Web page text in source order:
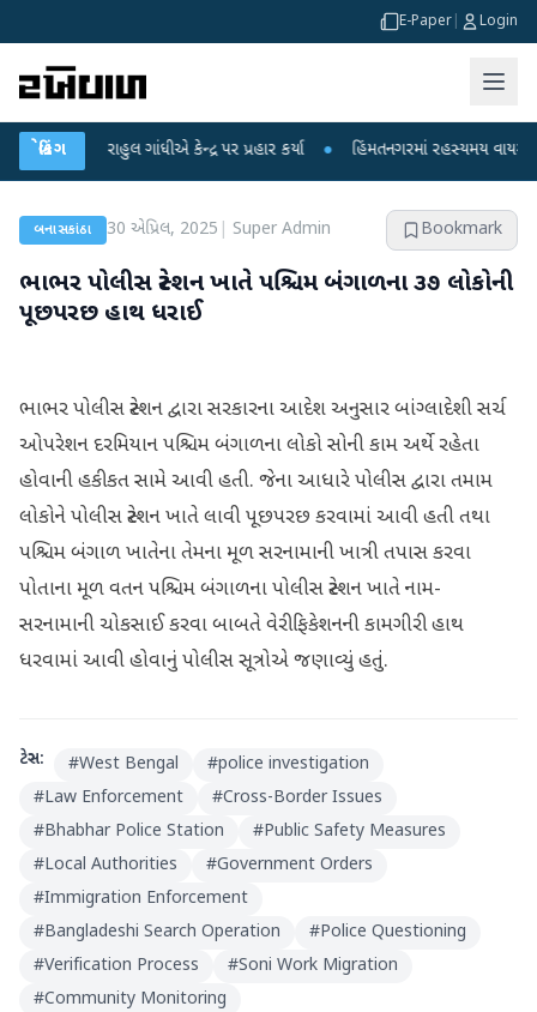
E-Paper Login
બ્રેકિંગ
પર રાહુલ ગાંધીએ કેન્દ્ર પર પ્રહાર કર્યા ● હિંમતનગરમાં રહસ્યમય વાયરસ કે
બનાસકાંઠા 30 એપ્રિલ, 2025 Super Admin Bookmark
ભાભર પોલીસ સ્ટેશન ખાતે પશ્ચિમ બંગાળના ૩૭ લોકોની
પૂછપરછ હાથ ધરાઈ
ભાભર પોલીસ સ્ટેશન દ્વારા સરકારના આદેશ અનુસાર બાંગ્લાદેશી સર્ચ
ઓપરેશન દરમિયાન પશ્ચિમ બંગાળના લોકો સોની કામ અર્થે રહેતા
હોવાની હકીકત સામે આવી હતી. જેના આધારે પોલીસ દ્વારા તમામ
લોકોને પોલીસ સ્ટેશન ખાતે લાવી પૂછપરછ કરવામાં આવી હતી તથા
પશ્ચિમ બંગાળ ખાતેના તેમના મૂળ સરનામાની ખાત્રી તપાસ કરવા
પોતાના મૂળ વતન પશ્ચિમ બંગાળના પોલીસ સ્ટેશન ખાતે નામ-
સરનામાની ચોકસાઈ કરવા બાબતે વેરીફિકેશનની કામગીરી હાથ
ધરવામાં આવી હોવાનું પોલીસ સૂત્રોએ જણાવ્યું હતું.
ટેગ્સ: #West Bengal #police investigation
#Law Enforcement #Cross-Border Issues
#Bhabhar Police Station #Public Safety Measures
#Local Authorities #Government Orders
#Immigration Enforcement
#Bangladeshi Search Operation #Police Questioning
#Verification Process #Soni Work Migration
#Community Monitoring